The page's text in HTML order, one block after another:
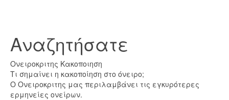
Αναζητήσατε
Ονειροκριτης Κακοποιηση
Τι σημαίνει η κακοποίηση στο όνειρο;
Ο Ονειροκριτης μας περιλαμβάνει τις εγκυρότερες
ερμηνείες ονείρων.